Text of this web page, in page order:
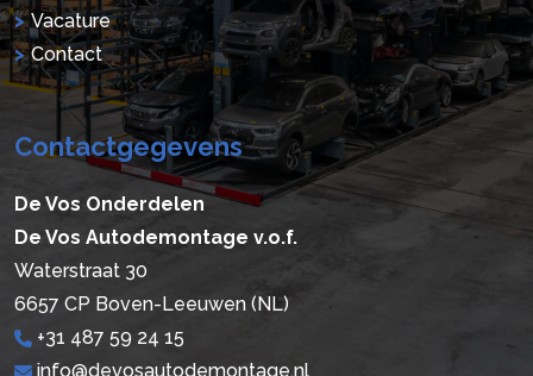
Vacature
Contact
Contactgegevens
De Vos Onderdelen
De Vos Autodemontage v.o.f.
Waterstraat 30
6657 CP Boven-Leeuwen (NL)
+31 487 59 24 15
info@devosautodemontage.nl